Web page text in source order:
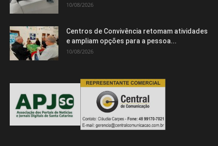
10/08/2026
Centros de Convivência retomam atividades
e ampliam opções para a pessoa...
10/08/2026